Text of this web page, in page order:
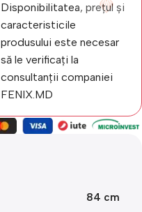
Disponibilitatea, prețul și
caracteristicile
produsului este necesar
să le verificați la
consultanții companiei
FENIX.MD
84 cm